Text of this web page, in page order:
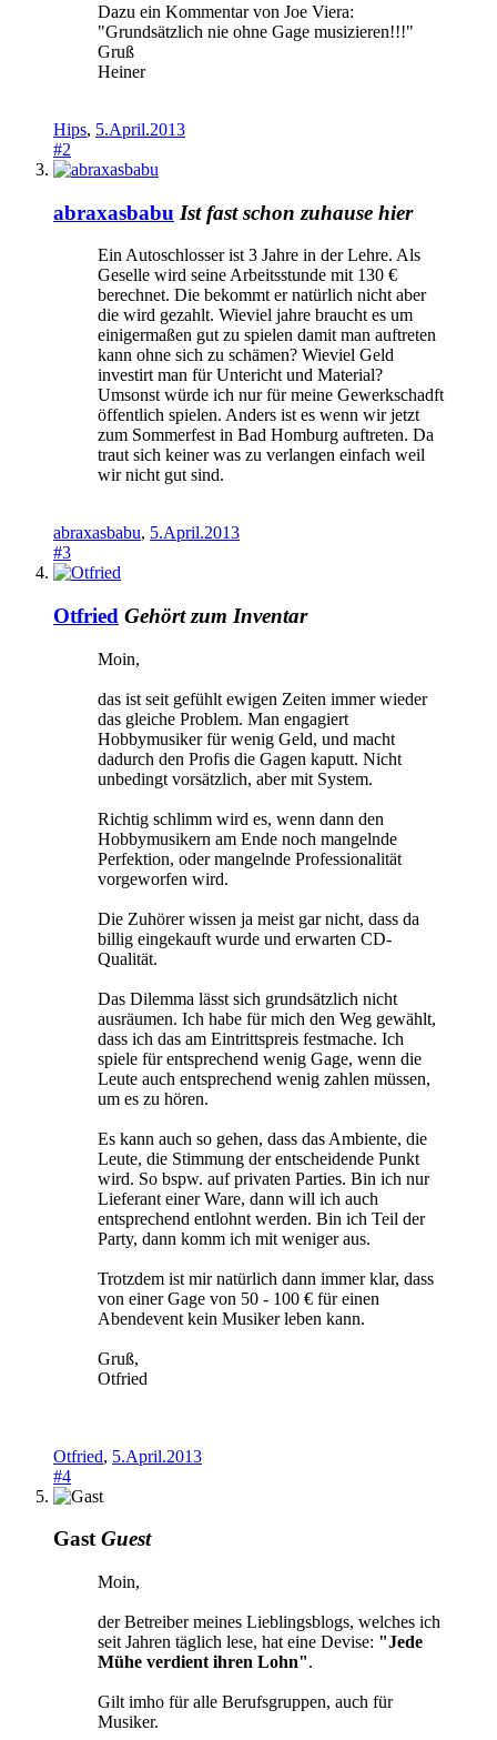
Dazu ein Kommentar von Joe Viera:
"Grundsätzlich nie ohne Gage musizieren!!!"
Gruß
Heiner
Hips, 5.April.2013
#2
abraxasbabu Ist fast schon zuhause hier
Ein Autoschlosser ist 3 Jahre in der Lehre. Als
Geselle wird seine Arbeitsstunde mit 130 €
berechnet. Die bekommt er natürlich nicht aber
die wird gezahlt. Wieviel jahre braucht es um
einigermaßen gut zu spielen damit man auftreten
kann ohne sich zu schämen? Wieviel Geld
investirt man für Untericht und Material?
Umsonst würde ich nur für meine Gewerkschadft
öffentlich spielen. Anders ist es wenn wir jetzt
zum Sommerfest in Bad Homburg auftreten. Da
traut sich keiner was zu verlangen einfach weil
wir nicht gut sind.
abraxasbabu, 5.April.2013
#3
Otfried Gehört zum Inventar
Moin,
das ist seit gefühlt ewigen Zeiten immer wieder
das gleiche Problem. Man engagiert
Hobbymusiker für wenig Geld, und macht
dadurch den Profis die Gagen kaputt. Nicht
unbedingt vorsätzlich, aber mit System.
Richtig schlimm wird es, wenn dann den
Hobbymusikern am Ende noch mangelnde
Perfektion, oder mangelnde Professionalität
vorgeworfen wird.
Die Zuhörer wissen ja meist gar nicht, dass da
billig eingekauft wurde und erwarten CD-
Qualität.
Das Dilemma lässt sich grundsätzlich nicht
ausräumen. Ich habe für mich den Weg gewählt,
dass ich das am Eintrittspreis festmache. Ich
spiele für entsprechend wenig Gage, wenn die
Leute auch entsprechend wenig zahlen müssen,
um es zu hören.
Es kann auch so gehen, dass das Ambiente, die
Leute, die Stimmung der entscheidende Punkt
wird. So bspw. auf privaten Parties. Bin ich nur
Lieferant einer Ware, dann will ich auch
entsprechend entlohnt werden. Bin ich Teil der
Party, dann komm ich mit weniger aus.
Trotzdem ist mir natürlich dann immer klar, dass
von einer Gage von 50 - 100 € für einen
Abendevent kein Musiker leben kann.
Gruß,
Otfried
Otfried, 5.April.2013
#4
Gast Guest
Moin,
der Betreiber meines Lieblingsblogs, welches ich
seit Jahren täglich lese, hat eine Devise: "Jede
Mühe verdient ihren Lohn".
Gilt imho für alle Berufsgruppen, auch für
Musiker.